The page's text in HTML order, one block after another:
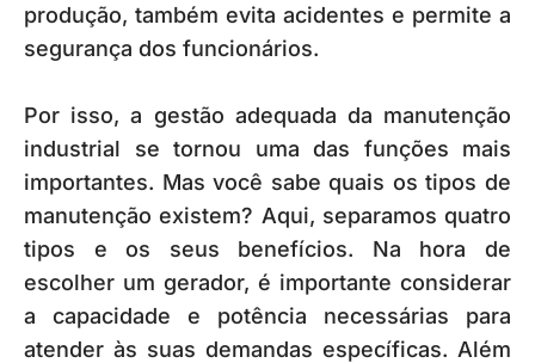
produção, também evita acidentes e permite a
segurança dos funcionários.
Por isso, a gestão adequada da manutenção
industrial se tornou uma das funções mais
importantes. Mas você sabe quais os tipos de
manutenção existem? Aqui, separamos quatro
tipos e os seus benefícios. Na hora de
escolher um gerador, é importante considerar
a capacidade e potência necessárias para
atender às suas demandas específicas. Além